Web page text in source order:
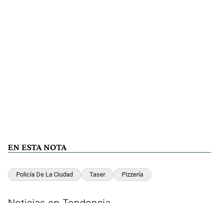
EN ESTA NOTA
Policía De La Ciudad Taser Pizzería